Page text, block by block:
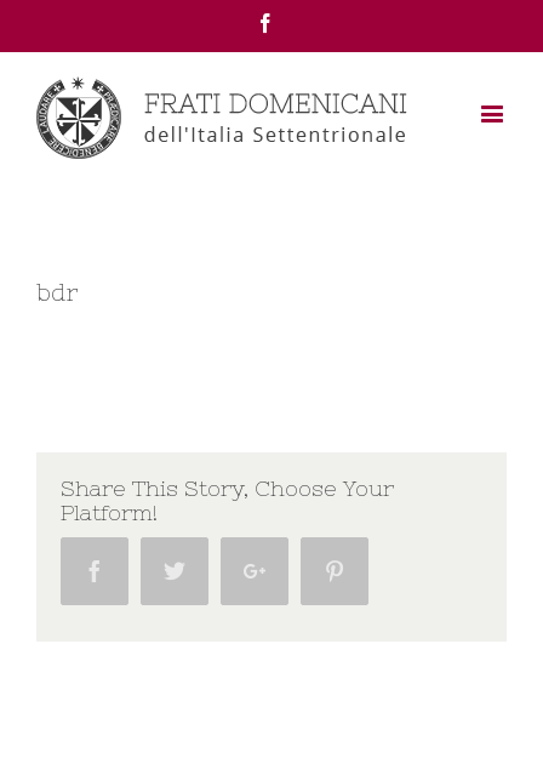
bdr
Share This Story, Choose Your
Platform!
Facebook Twitter Google+